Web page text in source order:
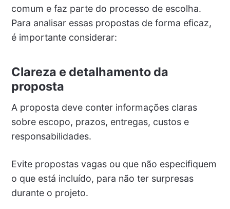
comum e faz parte do processo de escolha.
Para analisar essas propostas de forma eficaz,
é importante considerar:
Clareza e detalhamento da
proposta
A proposta deve conter informações claras
sobre escopo, prazos, entregas, custos e
responsabilidades.
Evite propostas vagas ou que não especifiquem
o que está incluído, para não ter surpresas
durante o projeto.